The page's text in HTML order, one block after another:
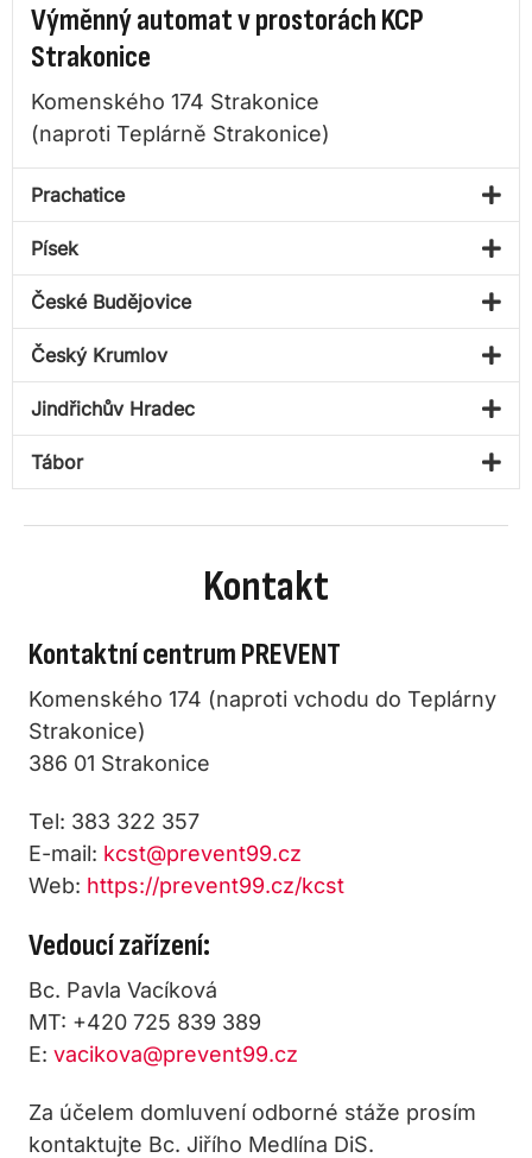
Výměnný automat v prostorách KCP
Strakonice
Komenského 174 Strakonice
(naproti Teplárně Strakonice)
Prachatice
Písek
České Budějovice
Český Krumlov
Jindřichův Hradec
Tábor
Kontakt
Kontaktní centrum PREVENT
Komenského 174 (naproti vchodu do Teplárny
Strakonice)
386 01 Strakonice
Tel: 383 322 357
E-mail: kcst@prevent99.cz
Web: https://prevent99.cz/kcst
Vedoucí zařízení:
Bc. Pavla Vacíková
MT: +420 725 839 389
E: vacikova@prevent99.cz
Za účelem domluvení odborné stáže prosím
kontaktujte Bc. Jiřího Medlína DiS.